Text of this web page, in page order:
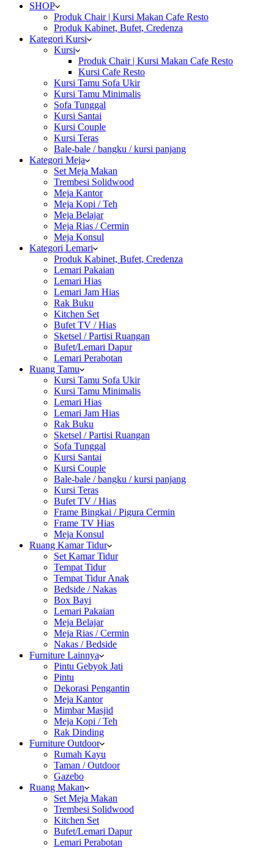
SHOP
Produk Chair | Kursi Makan Cafe Resto
Produk Kabinet, Bufet, Credenza
Kategori Kursi
Kursi
Produk Chair | Kursi Makan Cafe Resto
Kursi Cafe Resto
Kursi Tamu Sofa Ukir
Kursi Tamu Minimalis
Sofa Tunggal
Kursi Santai
Kursi Couple
Kursi Teras
Bale-bale / bangku / kursi panjang
Kategori Meja
Set Meja Makan
Trembesi Solidwood
Meja Kantor
Meja Kopi / Teh
Meja Belajar
Meja Rias / Cermin
Meja Konsul
Kategori Lemari
Produk Kabinet, Bufet, Credenza
Lemari Pakaian
Lemari Hias
Lemari Jam Hias
Rak Buku
Kitchen Set
Bufet TV / Hias
Sketsel / Partisi Ruangan
Bufet/Lemari Dapur
Lemari Perabotan
Ruang Tamu
Kursi Tamu Sofa Ukir
Kursi Tamu Minimalis
Lemari Hias
Lemari Jam Hias
Rak Buku
Sketsel / Partisi Ruangan
Sofa Tunggal
Kursi Santai
Kursi Couple
Bale-bale / bangku / kursi panjang
Kursi Teras
Bufet TV / Hias
Frame Bingkai / Pigura Cermin
Frame TV Hias
Meja Konsul
Ruang Kamar Tidur
Set Kamar Tidur
Tempat Tidur
Tempat Tidur Anak
Bedside / Nakas
Box Bayi
Lemari Pakaian
Meja Belajar
Meja Rias / Cermin
Nakas / Bedside
Furniture Lainnya
Pintu Gebyok Jati
Pintu
Dekorasi Pengantin
Meja Kantor
Mimbar Masjid
Meja Kopi / Teh
Rak Dinding
Furniture Outdoor
Rumah Kayu
Taman / Outdoor
Gazebo
Ruang Makan
Set Meja Makan
Trembesi Solidwood
Kitchen Set
Bufet/Lemari Dapur
Lemari Perabotan